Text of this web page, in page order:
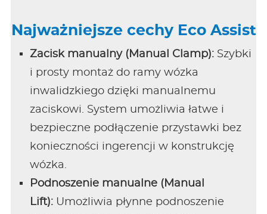
Najważniejsze cechy Eco Assist
Zacisk manualny (Manual Clamp): Szybki
i prosty montaż do ramy wózka
inwalidzkiego dzięki manualnemu
zaciskowi. System umożliwia łatwe i
bezpieczne podłączenie przystawki bez
konieczności ingerencji w konstrukcję
wózka.
Podnoszenie manualne (Manual
Lift): Umożliwia płynne podnoszenie